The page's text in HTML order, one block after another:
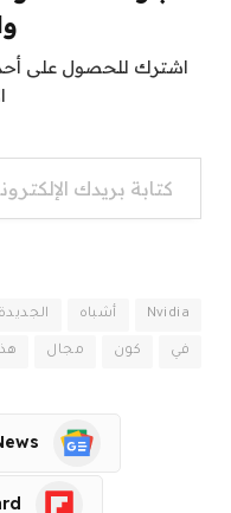
اشترك للحصول على
كتابة بريدك الإلكتروني...
Nvidia أشباه الجديدة
في كون مجال